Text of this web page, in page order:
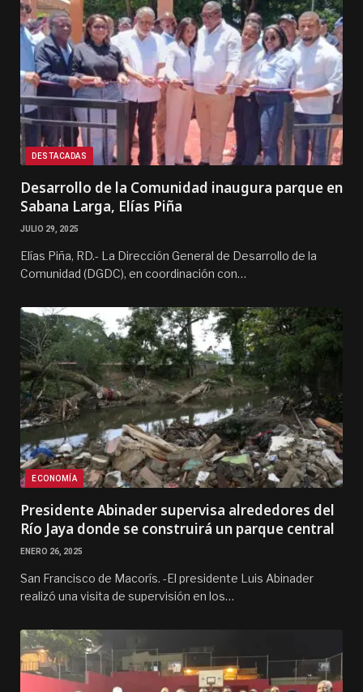
DESTACADAS
Desarrollo de la Comunidad inaugura parque en
Sabana Larga, Elías Piña
JULIO 29, 2025
Elías Piña, RD.- La Dirección General de Desarrollo de la
Comunidad (DGDC), en coordinación con…
ECONOMÍA
Presidente Abinader supervisa alrededores del
Río Jaya donde se construirá un parque central
ENERO 26, 2025
San Francisco de Macorís. -El presidente Luis Abinader
realizó una visita de supervisión en los…